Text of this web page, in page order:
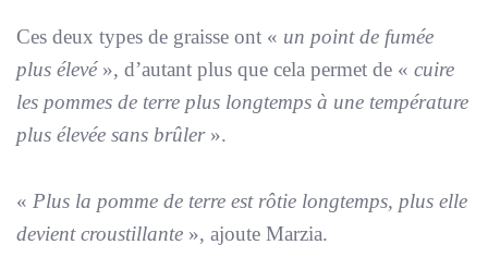
Ces deux types de graisse ont « un point de fumée
plus élevé», d’autant plus que cela permet de « cuire
les pommes de terre plus longtemps à une température
plus élevée sans brûler».
« Plus la pomme de terre est rôtie longtemps, plus elle
devient croustillante », ajoute Marzia.